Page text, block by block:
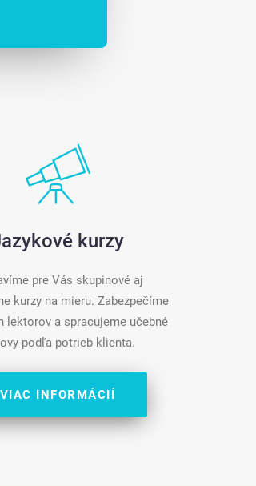
kurzy
pre Vás skupinové aj
kurzy na mieru. Zabezpečíme
lektorov a spracujeme učebné
podľa potrieb klienta.
VIAC INFORMÁCIÍ